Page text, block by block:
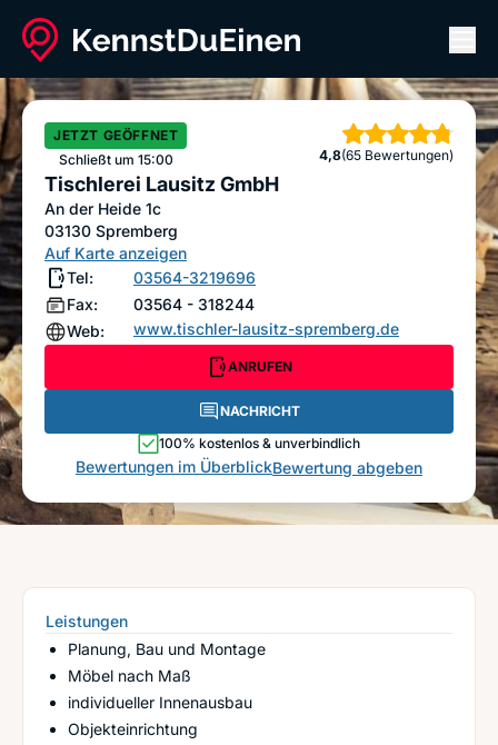
Tischlerei Lausitz GmbH
ANRUFEN NACHRICHT
Bewertung abgeben
JETZT GEÖFFNET
Schließt um 15:00
4,8
Sterne
(65 Bewertungen)
Tischlerei Lausitz GmbH
An der Heide 1c
03130 Spremberg
Auf Karte anzeigen
Tel:
03564-3219696
Fax:
03564 - 318244
Web:
www.tischler-lausitz-spremberg.de
ANRUFEN
NACHRICHT
100% kostenlos & unverbindlich
Bewertungen im ÜberblickBewertung abgeben
Leistungen
Planung, Bau und Montage
Möbel nach Maß
individueller Innenausbau
Objekteinrichtung